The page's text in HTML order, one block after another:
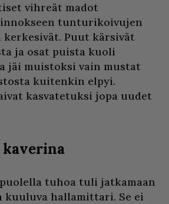
vihreät madot
tunturikoivujen
kerkesivät. Puut kärsivät
ja osat puista kuoli
jäi muistoksi vain mustat
kuitenkin elpyi.
kasvatetuksi jopa uudet
tuhoa tuli jatkamaan
kuuluva hallamittari. Se ei